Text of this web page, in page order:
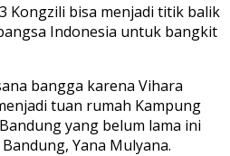
Kongzili bisa menjadi titik balik
Indonesia untuk bangkit
bangga karena Vihara
tuan rumah Kampung
yang belum lama ini
Yana Mulyana.